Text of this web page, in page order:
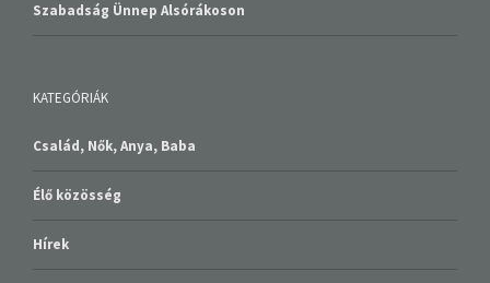
Szabadság Ünnep Alsórákoson
KATEGÓRIÁK
Család, Nők, Anya, Baba
Élő közösség
Hírek